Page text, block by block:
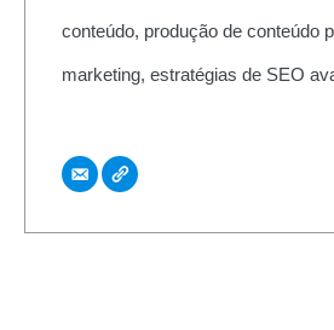
conteúdo, produção de conteúdo
marketing, estratégias de SEO